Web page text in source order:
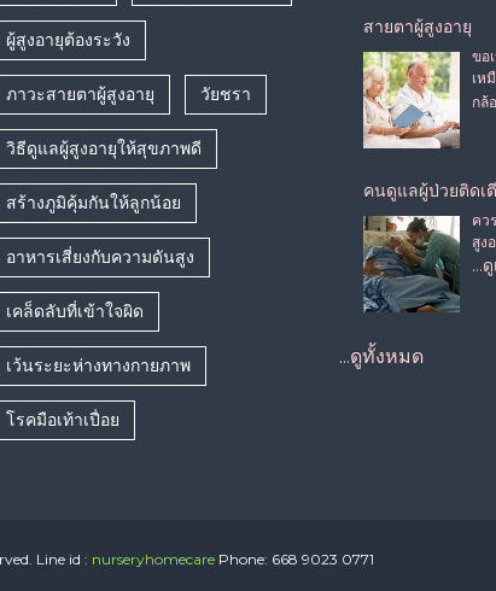
ผู้สูงอายุต้องระวัง
ภาวะสายตาผู้สูงอายุ วัยชรา
วิธีดูแลผู้สูงอายุให้สุขภาพดี
สร้างภูมิคุ้มกันให้ลูกน้อย
อาหารเสี่ยงกับความดันสูง
เคล็ดลับที่เข้าใจผิด
เว้นระยะห่างทางกายภาพ
โรคมือเท้าเปื่อย
สายตาผู้สูงอายุ
ขอ
เห
กล้
คนดูแลผู้ป่วยติดเ
คว
สูง
…ดู
...ดูทั้งหมด
Line id : nurseryhomecare Phone: 668 9023 0771